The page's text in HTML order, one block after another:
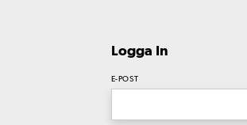
Logga In
E-POST